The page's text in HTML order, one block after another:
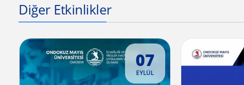
Diğer Etkinlikler
07
EYLÜL